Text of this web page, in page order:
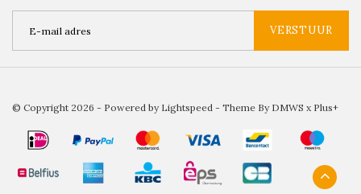
VERSTUUR
© Copyright 2026 - Powered by Lightspeed - Theme By DMWS x Plus+